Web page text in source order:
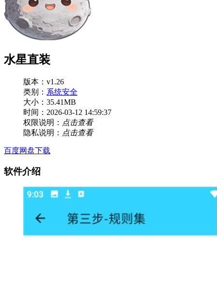
水星直装
版本：v1.26
类别： 系统安全
大小：35.41MB
时间：2026-03-12 14:59:37
权限说明： 点击查看
隐私说明： 点击查看
百度网盘下载
软件介绍